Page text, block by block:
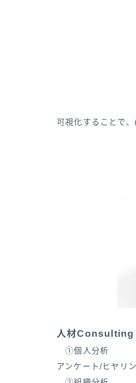
可視化することで
人材Consulting
①個人分析
アンケート/ヒヤリ